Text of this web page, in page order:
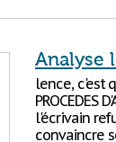
Analyse
lence, c'est
PROCEDES
l'écrivain
convaincre